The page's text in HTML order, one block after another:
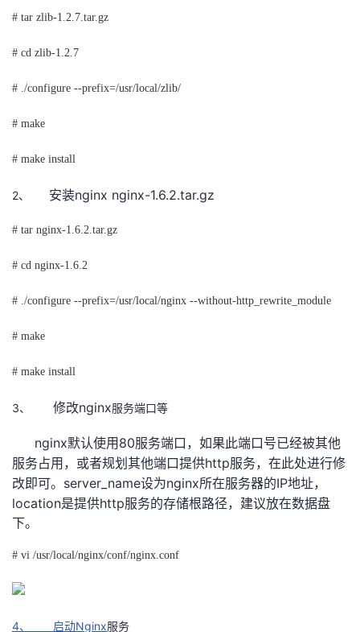
# tar zlib-1.2.7.tar.gz
# cd zlib-1.2.7
# ./configure --prefix=/usr/local/zlib/
# make
# make install
2、 安装nginx nginx-1.6.2.tar.gz
# tar nginx-1.6.2.tar.gz
# cd nginx-1.6.2
# ./configure --prefix=/usr/local/nginx --without-http_rewrite_module
# make
# make install
3、 修改nginx服务端口等
nginx默认使用 80服务端口，如果此端口号已经被其他
服务占用，或者规划其他端口提供http服务，在此处进行修
改即可。 server_name设为nginx所在服务器的IP地址，
location是提供http服务的存储根路径，建议放在数据盘
下。
# vi /usr/local/nginx/conf/nginx.conf
4、 启动Nginx服务